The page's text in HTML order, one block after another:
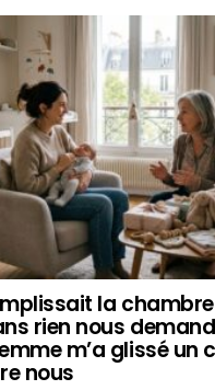
la
rien nous
m’a glissé un
nous